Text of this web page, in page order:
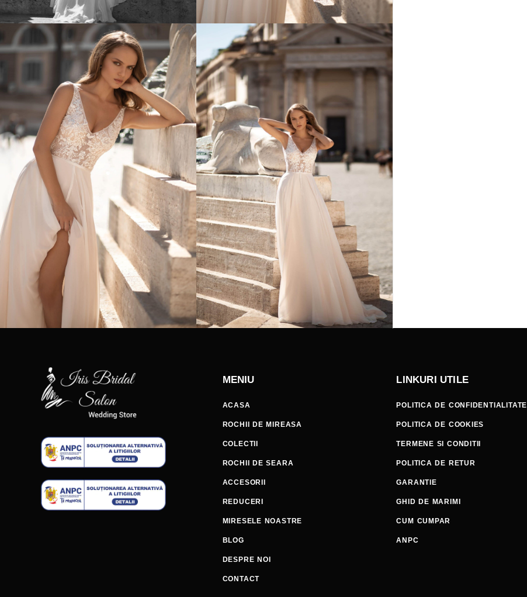
MENIU
ACASA
ROCHII DE MIREASA
COLECTII
ROCHII DE SEARA
ACCESORII
REDUCERI
MIRESELE NOASTRE
BLOG
DESPRE NOI
CONTACT
LINKURI UTILE
POLITICA DE CONFIDENTIALITATE
POLITICA DE COOKIES
TERMENE SI CONDITII
POLITICA DE RETUR
GARANTIE
GHID DE MARIMI
CUM CUMPAR
ANPC